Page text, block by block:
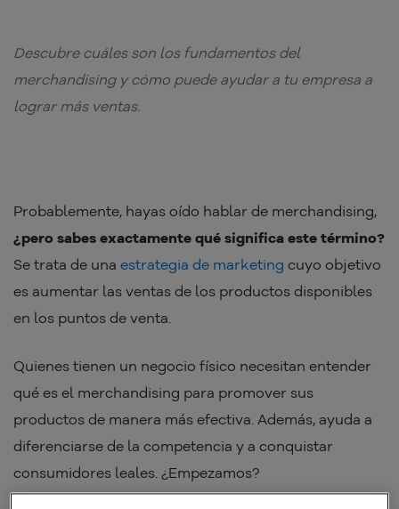
Descubre cuáles son los fundamentos del
merchandising y cómo puede ayudar a tu empresa a
lograr más ventas.
Probablemente, hayas oído hablar de merchandising,
¿pero sabes exactamente qué significa este término?
Se trata de una estrategia de marketing cuyo objetivo
es aumentar las ventas de los productos disponibles
en los puntos de venta.
Quienes tienen un negocio físico necesitan entender
qué es el merchandising para promover sus
productos de manera más efectiva. Además, ayuda a
diferenciarse de la competencia y a conquistar
consumidores leales. ¿Empezamos?